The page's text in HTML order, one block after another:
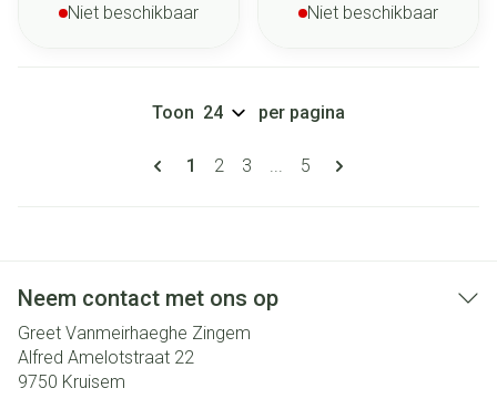
Niet beschikbaar Niet beschikbaar
Pagina's
U lees momenteel pagina
1 Pagina
2 Pagina
3 ... Pagina
5
Toon per pagina
Neem contact met ons op
Greet Vanmeirhaeghe Zingem
Alfred Amelotstraat 22
9750 Kruisem